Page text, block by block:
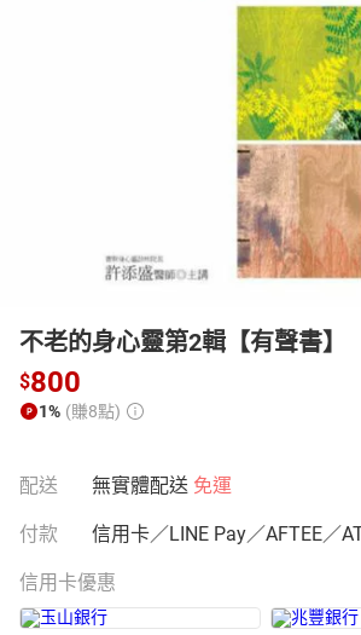
化妝保
電子/紙本書
不老的身心靈第2輯【有聲書】
$800
1% (賺8點)
配送 無實體配送 免運
付款 信用卡／LINE Pay／AFTEE／
信用卡優惠